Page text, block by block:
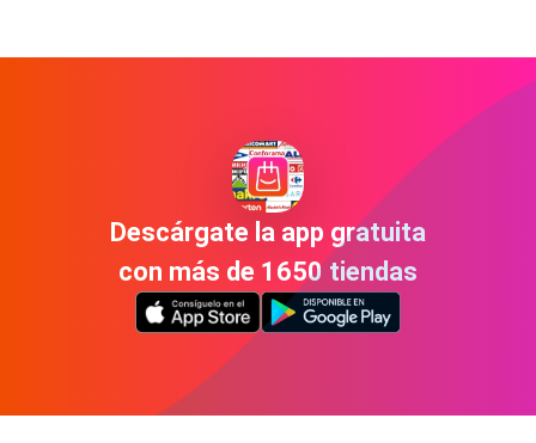
Descárgate la app gratuita
con más de 1650 tiendas